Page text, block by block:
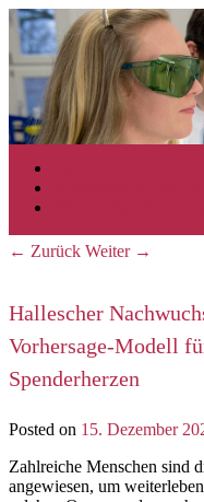
Hauptmenü
Zum Inhalt wechseln
Zum sekundären Inhalt
← Zurück Weiter →
Hallescher
Vorhersage-Modell
Spenderherzen
Posted on 15. Dezember
Zahlreiche Menschen sind
angewiesen, um